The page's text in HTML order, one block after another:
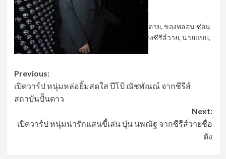
Tags:prem_space The Box ของหลอน ซ่อนตาย, ของหลอน ซ่อน
ตาย,ซีรี่ย์วาย ซีรี่ย์วายไทย นักแสดงซีรีส์วาย, นายแบบ,
วรุศ ชวลิตรุจิวงษ์
เปรม วรุศ
Post
navigation
Previous:
เปิดวาร์ป หนุ่มหล่อยิ้มสดใส ปีโป้ ณัชพัณณ์ จากซีรีส์
สถาบันปั้นดาว
Next:
เปิดวาร์ป หนุ่มน่ารักแสนขี้เล่น บุ๋น นพณัฐ จากซีรีส์วายชื่อ
ดัง